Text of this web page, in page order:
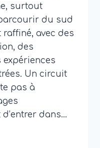
surtout
du sud
avec des
des
Un circuit
pas à
d’entrer dans…